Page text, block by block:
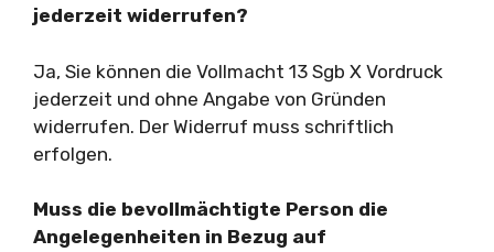
jederzeit widerrufen?
Ja, Sie können die Vollmacht 13 Sgb X Vordruck
jederzeit und ohne Angabe von Gründen
widerrufen. Der Widerruf muss schriftlich
erfolgen.
Muss die bevollmächtigte Person die
Angelegenheiten in Bezug auf